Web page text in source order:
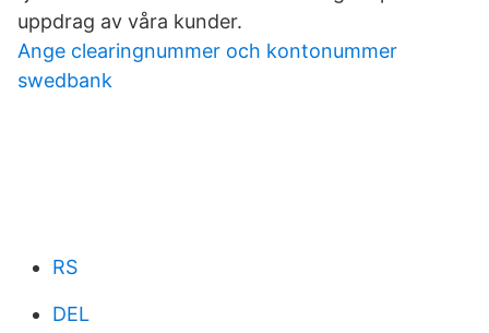
uppdrag av våra kunder.
Ange clearingnummer och kontonummer
swedbank
RS
DEL